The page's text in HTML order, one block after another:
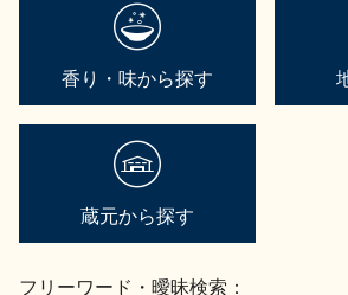
香り・味から探す
蔵元から探す
フリーワード・曖昧検索：